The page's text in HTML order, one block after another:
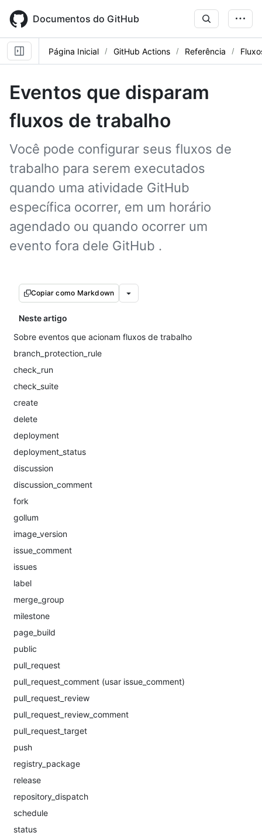
main
content
Documentos do GitHub
Página Inicial GitHub Actions Referência
Eventos que disparam
fluxos de trabalho
Você pode configurar seus fluxos de
trabalho para serem executados
quando uma atividade GitHub
específica ocorrer, em um horário
agendado ou quando ocorrer um
evento fora dele GitHub .
Copiar como Markdown
Neste artigo
Sobre eventos que acionam fluxos de trabalho
branch_protection_rule
check_run
check_suite
create
delete
deployment
deployment_status
discussion
discussion_comment
fork
gollum
image_version
issue_comment
issues
label
merge_group
milestone
page_build
public
pull_request
pull_request_comment (usar issue_comment)
pull_request_review
pull_request_review_comment
pull_request_target
push
registry_package
release
repository_dispatch
schedule
status